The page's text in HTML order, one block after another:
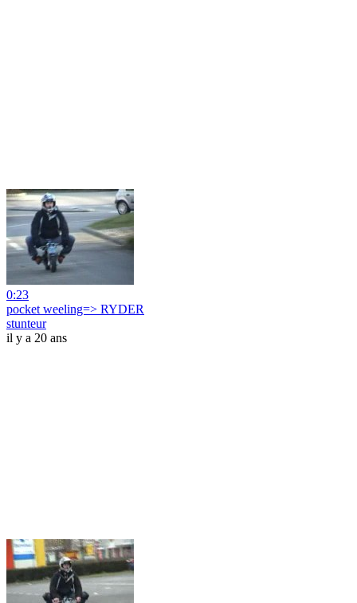
0:23
pocket weeling=> RYDER
stunteur
il y a 20 ans